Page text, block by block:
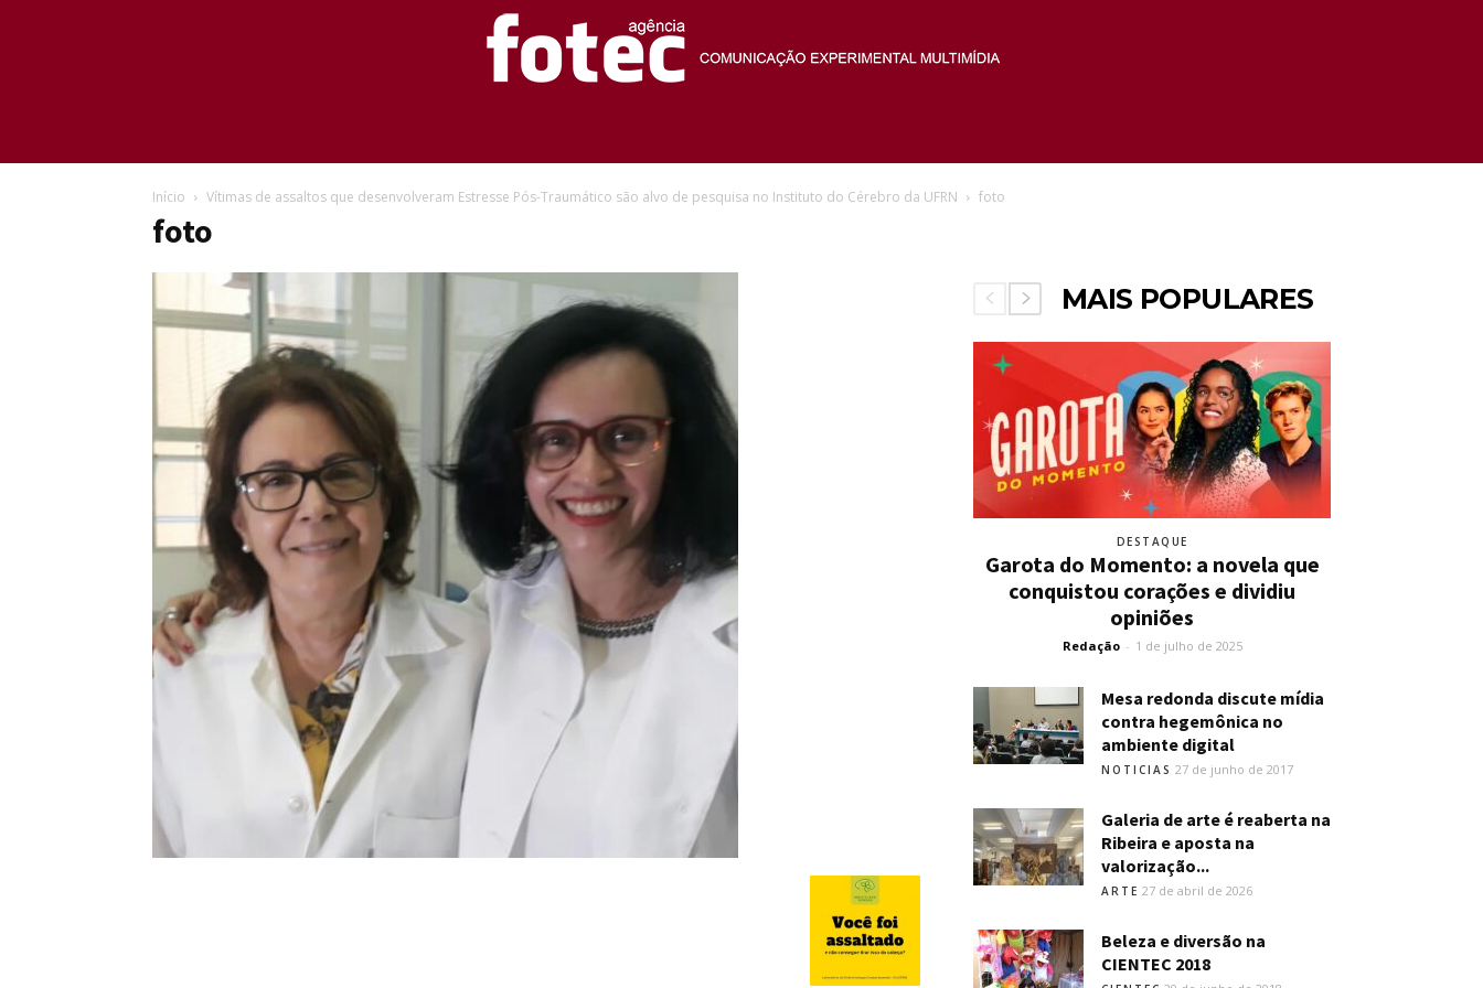
Início Vítimas de assaltos que desenvolveram Estresse Pós-Traumático são alvo de pesquisa no Instituto do Cérebro da UFRN foto
foto
MAIS POPULARES
DESTAQUE
Garota do Momento: a novela que
conquistou corações e dividiu
opiniões
Redação - 1 de julho de 2025
Mesa redonda discute mídia
contra hegemônica no
ambiente digital
NOTICIAS 27 de junho de 2017
Galeria de arte é reaberta na
Ribeira e aposta na
valorização...
ARTE 27 de abril de 2026
Beleza e diversão na
CIENTEC 2018